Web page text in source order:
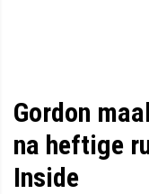
Gordon
na heftige
Inside